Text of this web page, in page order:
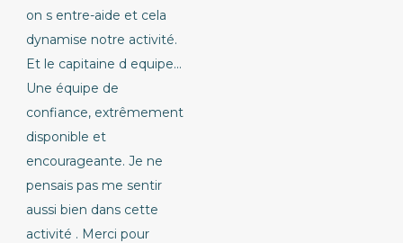
on s entre-aide et cela
dynamise notre activité.
Et le capitaine d equipe...
Une équipe de
confiance, extrêmement
disponible et
encourageante. Je ne
pensais pas me sentir
aussi bien dans cette
activité . Merci pour